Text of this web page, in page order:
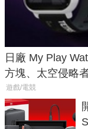
日廠 My Play
方塊、太空侵略
遊戲/電競